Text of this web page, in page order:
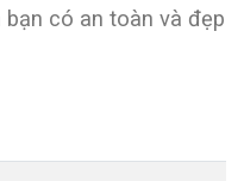
có an toàn và đẹp